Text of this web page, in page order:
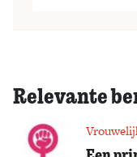
Relevante